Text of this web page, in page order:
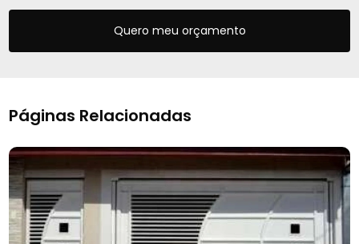
Quero meu orçamento
Páginas Relacionadas